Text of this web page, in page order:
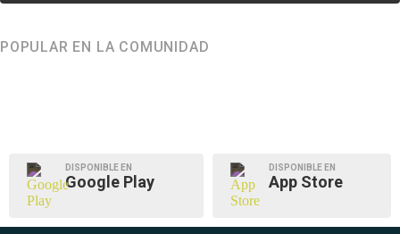
POPULAR EN LA COMUNIDAD
DISPONIBLE EN
Google Play
DISPONIBLE EN
App Store